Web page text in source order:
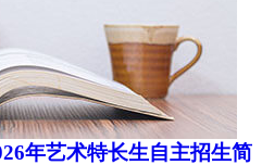
年艺术特长生自主招生简